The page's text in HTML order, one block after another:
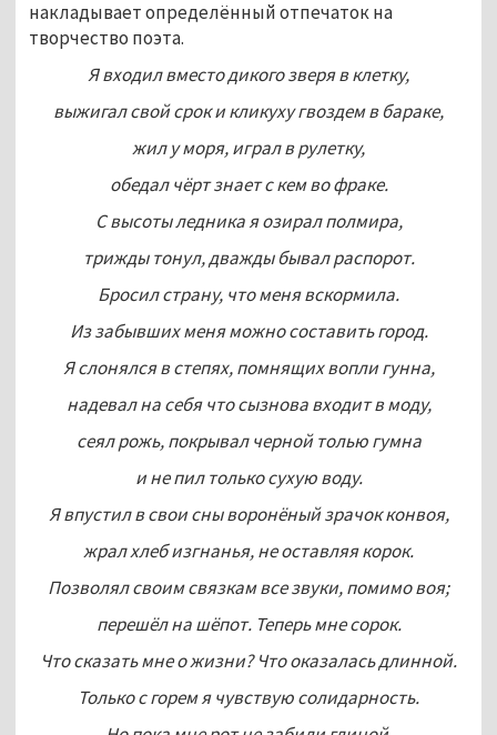
накладывает определённый отпечаток на
творчество поэта.
Я входил вместо дикого зверя в клетку,
выжигал свой срок и кликуху гвоздем в бараке,
жил у моря, играл в рулетку,
обедал чёрт знает с кем во фраке.
С высоты ледника я озирал полмира,
трижды тонул, дважды бывал распорот.
Бросил страну, что меня вскормила.
Из забывших меня можно составить город.
Я слонялся в степях, помнящих вопли гунна,
надевал на себя что сызнова входит в моду,
сеял рожь, покрывал черной толью гумна
и не пил только сухую воду.
Я впустил в свои сны воронёный зрачок конвоя,
жрал хлеб изгнанья, не оставляя корок.
Позволял своим связкам все звуки, помимо воя;
перешёл на шёпот. Теперь мне сорок.
Что сказать мне о жизни? Что оказалась длинной.
Только с горем я чувствую солидарность.